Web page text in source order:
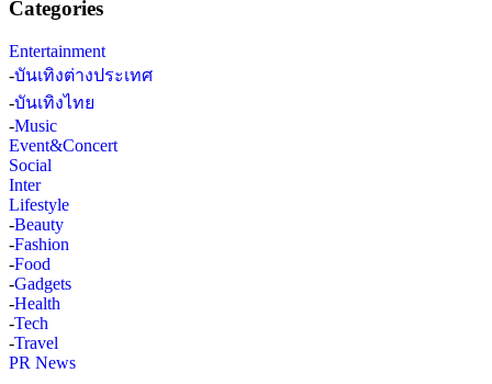
Categories
Entertainment
-บันเทิงต่างประเทศ
-บันเทิงไทย
-Music
Event&Concert
Social
Inter
Lifestyle
-Beauty
-Fashion
-Food
-Gadgets
-Health
-Tech
-Travel
PR News